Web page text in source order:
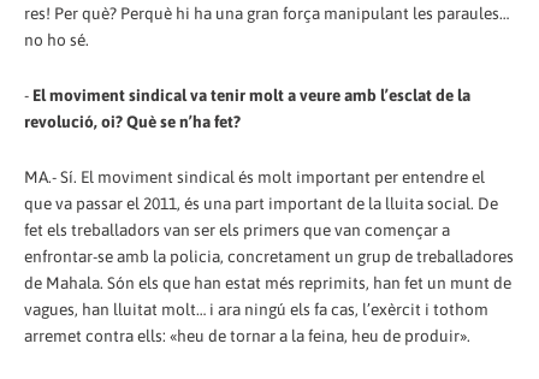
res! Per què? Perquè hi ha una gran força manipulant les paraules…
no ho sé.
- El moviment sindical va tenir molt a veure amb l’esclat de la
revolució, oi? Què se n’ha fet?
MA.- Sí. El moviment sindical és molt important per entendre el
que va passar el 2011, és una part important de la lluita social. De
fet els treballadors van ser els primers que van començar a
enfrontar-se amb la policia, concretament un grup de treballadores
de Mahala. Són els que han estat més reprimits, han fet un munt de
vagues, han lluitat molt… i ara ningú els fa cas, l’exèrcit i tothom
arremet contra ells: «heu de tornar a la feina, heu de produir».